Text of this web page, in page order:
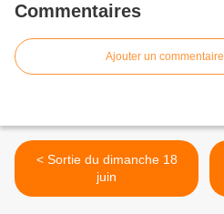
Commentaires
Ajouter un commentaire
< Sortie du dimanche 18
juin